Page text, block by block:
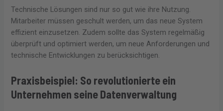
Technische Lösungen sind nur so gut wie ihre Nutzung.
Mitarbeiter müssen geschult werden, um das neue System
effizient einzusetzen. Zudem sollte das System regelmäßig
überprüft und optimiert werden, um neue Anforderungen und
technische Entwicklungen zu berücksichtigen.
Praxisbeispiel: So revolutionierte ein
Unternehmen seine Datenverwaltung